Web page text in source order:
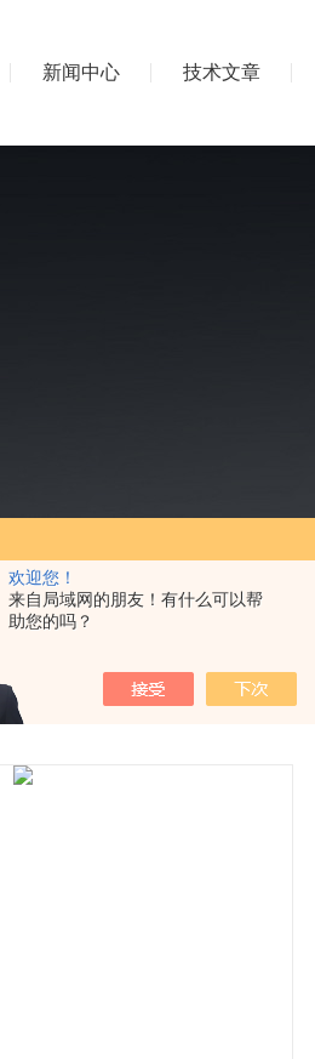
欢迎您！
来自局域网的朋友！有什么可以帮
助您的吗？
新闻中心 技术文章
我的位